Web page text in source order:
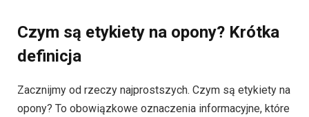
Czym są etykiety na opony? Krótka
definicja
Zacznijmy od rzeczy najprostszych. Czym są etykiety na
opony? To obowiązkowe oznaczenia informacyjne, które